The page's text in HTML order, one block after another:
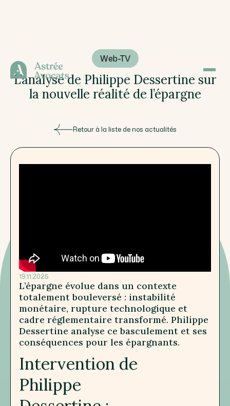
Web-TV
L’analyse de Philippe Dessertine sur
la nouvelle réalité de l’épargne
Retour à la liste de nos actualités
19.11.2025
L’épargne évolue dans un contexte
totalement bouleversé : instabilité
monétaire, rupture technologique et
cadre réglementaire transformé. Philippe
Dessertine analyse ce basculement et ses
conséquences pour les épargnants.
Intervention de
Philippe